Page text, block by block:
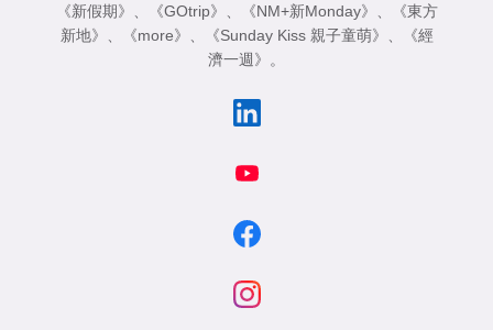
《新假期》
《GOtrip》 《NM+新Monday》
《東方
新地》
《more》 《Sunday Kiss 親子童萌》
《經
濟一週》
。